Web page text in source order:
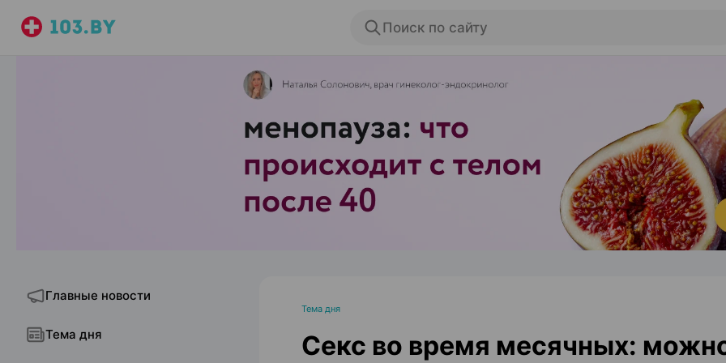
Поиск по сайту
ЭФФЕКТИВНАЯ РЕКЛАМА НА САЙТЕ
Главные новости
Тема дня
Тема дня
Секс во время месячных: